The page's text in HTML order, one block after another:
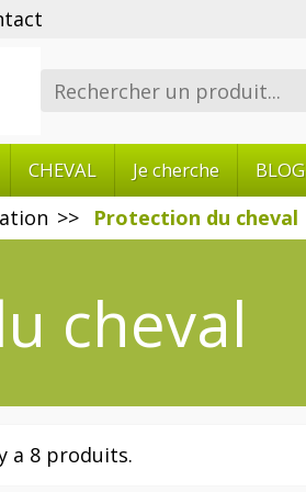
CHEVAL Je cherche BLOG
Protection du cheval
cheval
a 8 produits.